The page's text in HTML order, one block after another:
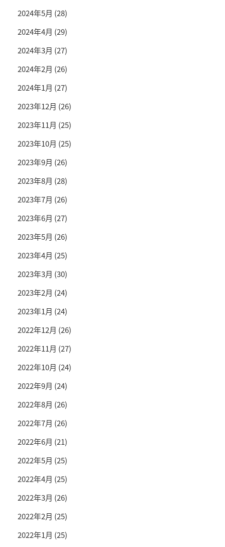
2024年5月 (28)
2024年4月 (29)
2024年3月 (27)
2024年2月 (26)
2024年1月 (27)
2023年12月 (26)
2023年11月 (25)
2023年10月 (25)
2023年9月 (26)
2023年8月 (28)
2023年7月 (26)
2023年6月 (27)
2023年5月 (26)
2023年4月 (25)
2023年3月 (30)
2023年2月 (24)
2023年1月 (24)
2022年12月 (26)
2022年11月 (27)
2022年10月 (24)
2022年9月 (24)
2022年8月 (26)
2022年7月 (26)
2022年6月 (21)
2022年5月 (25)
2022年4月 (25)
2022年3月 (26)
2022年2月 (25)
2022年1月 (25)